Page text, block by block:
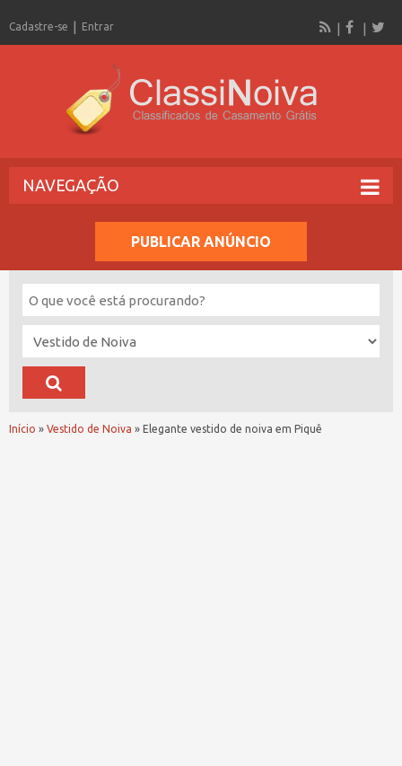
Cadastre-se Entrar
NAVEGAÇÃO
PUBLICAR ANÚNCIO
Início » Vestido de Noiva » Elegante vestido de noiva em Piquê